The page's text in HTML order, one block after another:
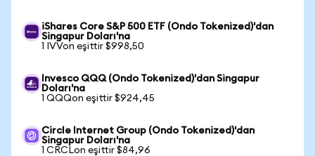
iShares Core S&P 500 ETF (Ondo Tokenized)'dan
Singapur Doları'na
1 IVVon eşittir $998,50
Invesco QQQ (Ondo Tokenized)'dan Singapur
Doları'na
1 QQQon eşittir $924,45
Circle Internet Group (Ondo Tokenized)'dan
Singapur Doları'na
1 CRCLon eşittir $84,96